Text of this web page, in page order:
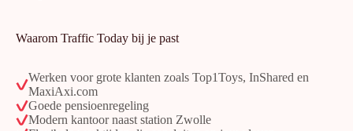
Waarom Traffic Today bij je past
Werken voor grote klanten zoals Top1Toys, InShared en
MaxiAxi.com
Goede pensioenregeling
Modern kantoor naast station Zwolle